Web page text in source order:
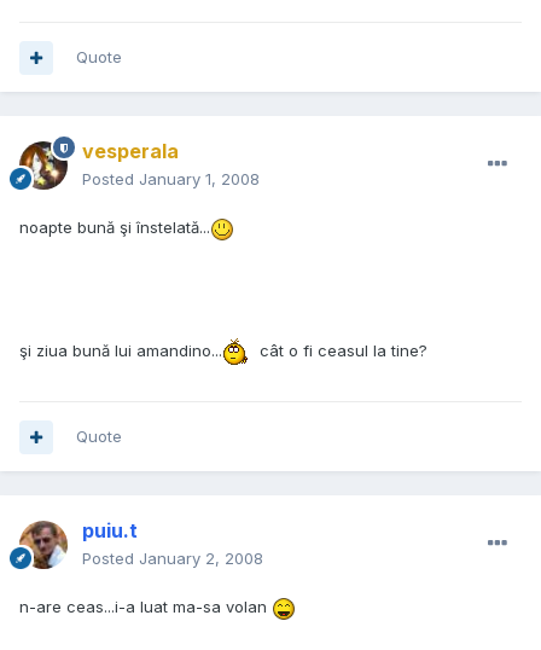
Quote
vesperala
Posted January 1, 2008
noapte bună şi înstelată...
şi ziua bună lui amandino... cât o fi ceasul la tine?
Quote
puiu.t
Posted January 2, 2008
n-are ceas...i-a luat ma-sa volan